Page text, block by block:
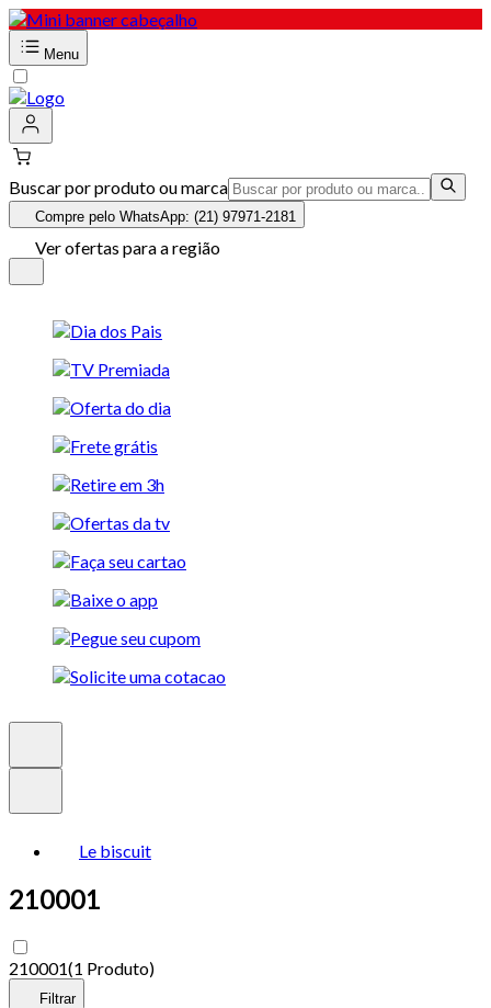
Menu
Buscar por produto ou marca
Compre pelo WhatsApp: (21) 97971-2181
Ver ofertas para a região
Le biscuit
210001
210001(1 Produto)
Filtrar